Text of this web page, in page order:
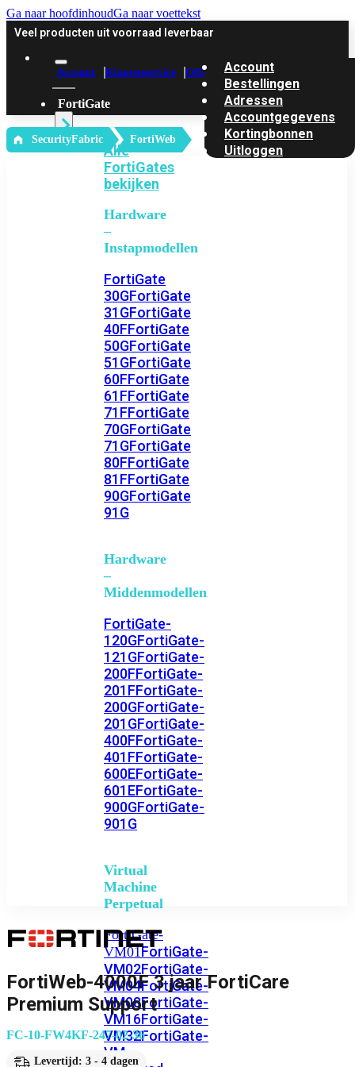
Ga naar hoofdinhoudGa naar voettekst
Veel producten uit voorraad leverbaar
Account Klantenservice Offerte
FortiGate
Alle
FortiGates
bekijken
Hardware
–
Instapmodellen
FortiGate
30GFortiGate
31GFortiGate
40FFortiGate
50GFortiGate
51GFortiGate
60FFortiGate
61FFortiGate
71FFortiGate
70GFortiGate
71GFortiGate
80FFortiGate
81FFortiGate
90GFortiGate
91G
Hardware
–
Middenmodellen
FortiGate-
120GFortiGate-
121GFortiGate-
200FFortiGate-
201FFortiGate-
200GFortiGate-
201GFortiGate-
400FFortiGate-
401FFortiGate-
600EFortiGate-
601EFortiGate-
900GFortiGate-
901G
Virtual
Machine
Perpetual
FortiGate-
VM01FortiGate-
VM02FortiGate-
VM04FortiGate-
VM08FortiGate-
VM16FortiGate-
VM32FortiGate-
VM
Account
Bestellingen
Adressen
Accountgegevens
Kortingbonnen
Uitloggen
‎ SecurityFabric FortiWeb
FortiWeb-4000F 3 jaar FortiCare
Premium Support
FC-10-FW4KF-247-02-36
Levertijd: 3 - 4 dagen